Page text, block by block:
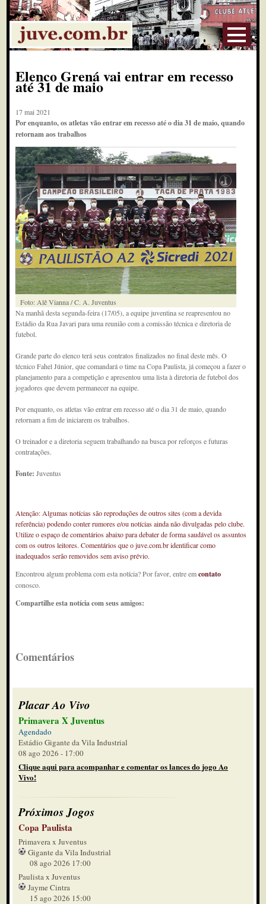
Elenco Grená vai entrar em recesso
até 31 de maio
17 mai 2021
Por enquanto, os atletas vão entrar em recesso até o dia 31 de maio, quando
retornam aos trabalhos
Foto: Alê Vianna / C. A. Juventus
Na manhã desta segunda-feira (17/05), a equipe juventina se reapresentou no
Estádio da Rua Javari para uma reunião com a comissão técnica e diretoria de
futebol.
Grande parte do elenco terá seus contratos finalizados no final deste mês. O
técnico Fahel Júnior, que comandará o time na Copa Paulista, já começou a fazer o
planejamento para a competição e apresentou uma lista à diretoria de futebol dos
jogadores que devem permanecer na equipe.
Por enquanto, os atletas vão entrar em recesso até o dia 31 de maio, quando
retornam a fim de iniciarem os trabalhos.
O treinador e a diretoria seguem trabalhando na busca por reforços e futuras
contratações.
Fonte:Juventus
Atenção: Algumas notícias são reproduções de outros sites (com a devida
referência) podendo conter rumores e/ou notícias ainda não divulgadas pelo clube.
Utilize o espaço de comentários abaixo para debater de forma saudável os assuntos
com os outros leitores. Comentários que o juve.com.br identificar como
inadequados serão removidos sem aviso prévio.
Encontrou algum problema com esta notícia? Por favor, entre emcontato
conosco.
Compartilhe esta notícia com seus amigos:
Comentários
Placar Ao Vivo
Primavera X Juventus
Agendado
Estádio Gigante da Vila Industrial
08 ago 2026 - 17:00
Clique aqui para acompanhar e comentar os lances do jogo Ao
Vivo!
Próximos Jogos
Copa Paulista
Primavera x Juventus
Gigante da Vila Industrial
08 ago 2026 17:00
Paulista x Juventus
Jayme Cintra
15 ago 2026 15:00